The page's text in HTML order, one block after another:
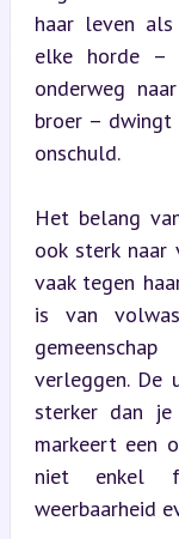
haar leven als
elke horde –
onderweg
broer – dwingt
onschuld.
Het belang
ook sterk naar
vaak tegen
is van
verleggen. De
sterker dan
markeert een
niet enkel
weerbaarheid